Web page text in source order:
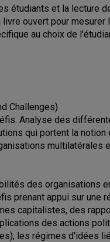
étudiants et la lecture
ouvert pour
au choix de
Challenges)
Analyse des
qui portent la
multilatérales
des organisations
prenant appui sur une
capitalistes, des
des actions
les régimes d'idées